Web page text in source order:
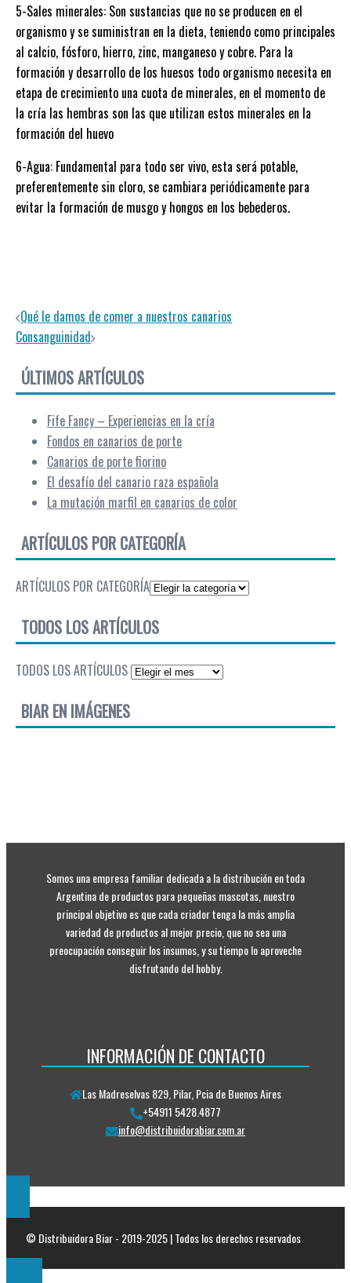
5-Sales minerales: Son sustancias que no se producen en el
organismo y se suministran en la dieta, teniendo como principales
al calcio, fósforo, hierro, zinc, manganeso y cobre. Para la
formación y desarrollo de los huesos todo organismo necesita en
etapa de crecimiento una cuota de minerales, en el momento de
la cría las hembras son las que utilizan estos minerales en la
formación del huevo
6-Agua: Fundamental para todo ser vivo, esta será potable,
preferentemente sin cloro, se cambiara periódicamente para
evitar la formación de musgo y hongos en los bebederos.
Qué le damos de comer a nuestros canarios
Consanguinidad
ÚLTIMOS ARTÍCULOS
Fife Fancy – Experiencias en la cría
Fondos en canarios de porte
Canarios de porte fiorino
El desafío del canario raza española
La mutación marfil en canarios de color
ARTÍCULOS POR CATEGORÍA
ARTÍCULOS POR CATEGORÍA
TODOS LOS ARTÍCULOS
TODOS LOS ARTÍCULOS
BIAR EN IMÁGENES
Somos una empresa familiar dedicada a la distribución en toda
Argentina de productos para pequeñas mascotas, nuestro
principal objetivo es que cada criador tenga la más amplia
variedad de productos al mejor precio, que no sea una
preocupación conseguir los insumos, y su tiempo lo aproveche
disfrutando del hobby.
INFORMACIÓN DE CONTACTO
Las Madreselvas 829, Pilar, Pcia de Buenos Aires
+54911 5428.4877
info@distribuidorabiar.com.ar
© Distribuidora Biar - 2019-2025 | Todos los derechos reservados